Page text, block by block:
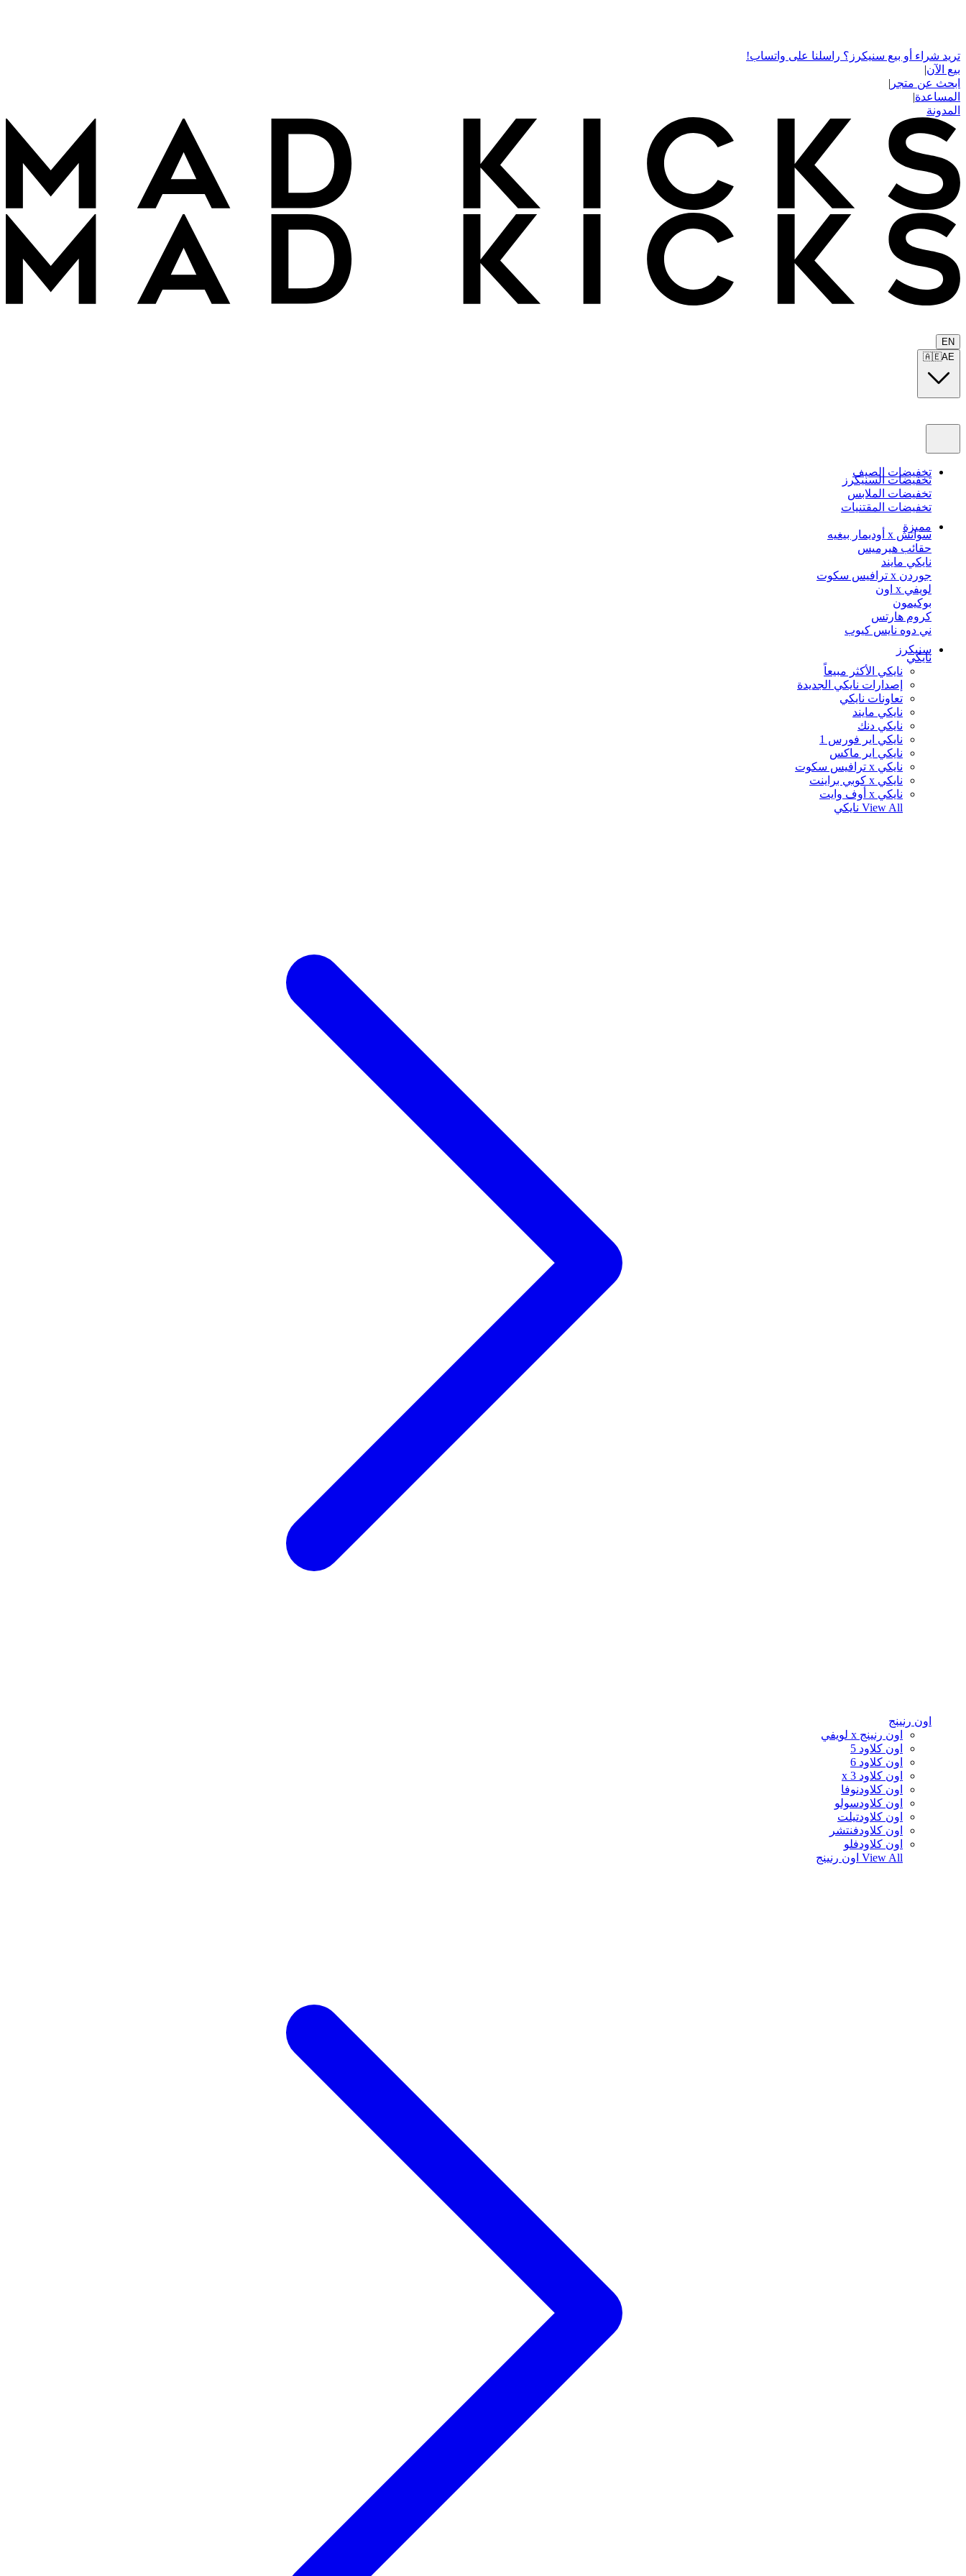
تريد شراء أو بيع سنيكرز؟ راسلنا على واتساب!
بيع الآن|
ابحث عن متجر |
المساعدة|
المدونة
EN
🇦🇪AE
تخفيضات الصيف
تخفيضات السنيكرز
تخفيضات الملابس
تخفيضات المقتنيات
مميزة
سواتش x أوديمار بيغيه
حقائب هيرميس
نايكي مايند
جوردن x ترافيس سكوت
لويفي x اون
بوكيمون
كروم هارتس
ني دوه نايس كيوب
سنيكرز
نايكي
نايكي الأكثر مبيعاً
إصدارات نايكي الجديدة
تعاونات نايكي
نايكي مايند
نايكي دنك
نايكي اير فورس 1
نايكي اير ماكس
نايكي x ترافيس سكوت
نايكي x كوبي براينت
نايكي x أوف وايت
View All نايكي
اون رنينج
اون رنينج x لويفي
اون كلاود 5
اون كلاود 6
اون كلاود x 3
اون كلاودنوفا
اون كلاودسولو
اون كلاودتيلت
اون كلاودفنتشر
اون كلاودفلو
View All اون رنينج